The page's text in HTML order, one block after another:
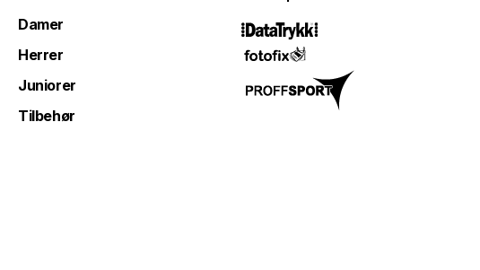
Damer
Herrer
Juniorer
Tilbehør